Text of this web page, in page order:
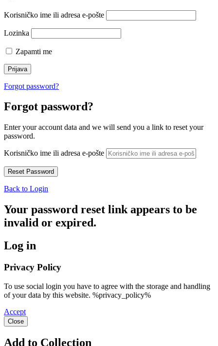
Korisničko ime ili adresa e-pošte
Lozinka
Zapamti me
Forgot password?
Forgot password?
Enter your account data and we will send you a link to reset your
password.
Korisničko ime ili adresa e-pošte
Back to Login
Your password reset link appears to be
invalid or expired.
Log in
Privacy Policy
To use social login you have to agree with the storage and handling
of your data by this website. %privacy_policy%
Accept
Close
Add to Collection